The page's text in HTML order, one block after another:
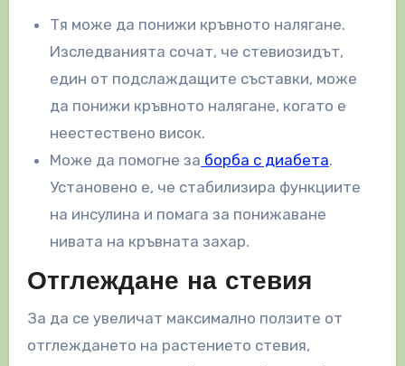
Тя може да понижи кръвното налягане.
Изследванията сочат, че стевиозидът,
един от подслаждащите съставки, може
да понижи кръвното налягане, когато е
неестествено висок.
Може да помогне за борба с диабета.
Установено е, че стабилизира функциите
на инсулина и помага за понижаване
нивата на кръвната захар.
Отглеждане на стевия
За да се увеличат максимално ползите от
отглеждането на растението стевия,